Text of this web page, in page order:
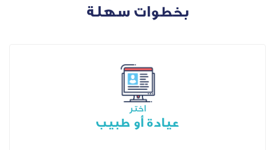
بخطوات سهلة
عيادة أو طبيب